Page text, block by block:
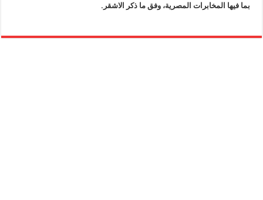
بما فيها المخابرات المصرية، وفق ما ذكر الاشقر.